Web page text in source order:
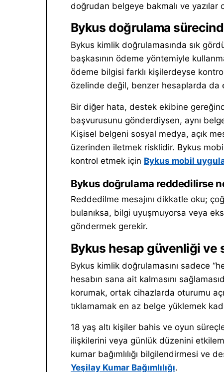
doğrudan belgeye bakmalı ve yazılar
Bykus doğrulama
Bykus kimlik doğrulamasında sık
başkasının ödeme yöntemiyle
ödeme bilgisi farklı kişilerdeyse
özelinde değil, benzer hesaplarda da
Bir diğer hata, destek ekibine
başvurusunu gönderdiysen, aynı
Kişisel belgeni sosyal medya, açık
üzerinden iletmek risklidir. Bykus
kontrol etmek için Bykus mobil
Bykus doğrulama reddedilirse
Reddedilme mesajını dikkatle oku;
bulanıksa, bilgi uyuşmuyorsa veya
göndermek gerekir.
Bykus hesap güvenliği ve
Bykus kimlik doğrulamasını sadece
hesabın sana ait kalmasını
korumak, ortak cihazlarda oturumu
tıklamamak en az belge yüklemek
18 yaş altı kişiler bahis ve oyun
ilişkilerini veya günlük düzenini
kumar bağımlılığı bilgilendirmesi ve
Yeşilay Kumar Bağımlılığı.